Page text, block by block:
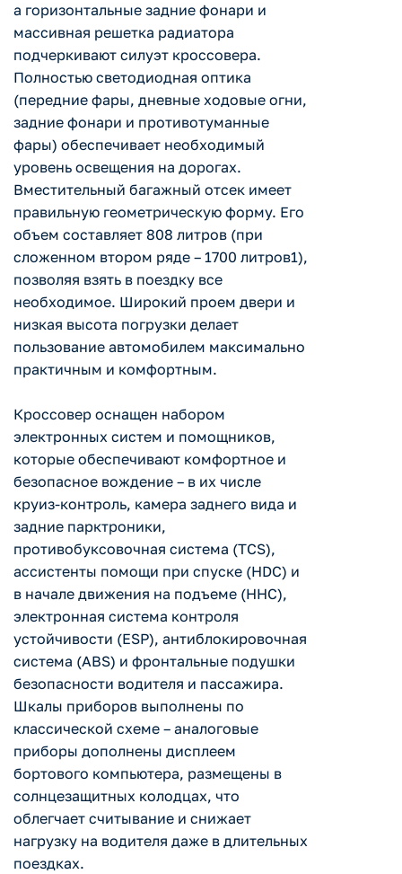
а горизонтальные задние фонари и
массивная решетка радиатора
подчеркивают силуэт кроссовера.
Полностью светодиодная оптика
(передние фары, дневные ходовые огни,
задние фонари и противотуманные
фары) обеспечивает необходимый
уровень освещения на дорогах.
Вместительный багажный отсек имеет
правильную геометрическую форму. Его
объем составляет 808 литров (при
сложенном втором ряде – 1700 литров1),
позволяя взять в поездку все
необходимое. Широкий проем двери и
низкая высота погрузки делает
пользование автомобилем максимально
практичным и комфортным.
Кроссовер оснащен набором
электронных систем и помощников,
которые обеспечивают комфортное и
безопасное вождение – в их числе
круиз-контроль, камера заднего вида и
задние парктроники,
противобуксовочная система (TCS),
ассистенты помощи при спуске (HDC) и
в начале движения на подъеме (HHC),
электронная система контроля
устойчивости (ESP), антиблокировочная
система (ABS) и фронтальные подушки
безопасности водителя и пассажира.
Шкалы приборов выполнены по
классической схеме – аналоговые
приборы дополнены дисплеем
бортового компьютера, размещены в
солнцезащитных колодцах, что
облегчает считывание и снижает
нагрузку на водителя даже в длительных
поездках.